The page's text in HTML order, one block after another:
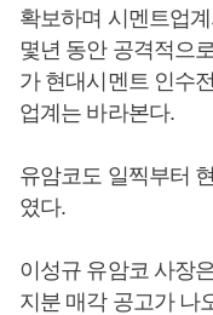
확보하며 시멘트업
몇년 동안 공격적으
가 현대시멘트 인수
업계는 바라본다.
유암코도 일찍부터
였다.
이성규 유암코 사장
지분 매각 공고가 나